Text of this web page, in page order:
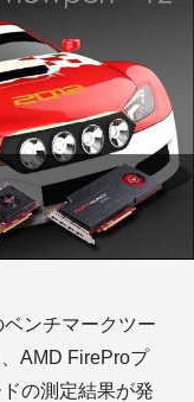
ンチマークツー
AMD FireProプ
の測定結果が発